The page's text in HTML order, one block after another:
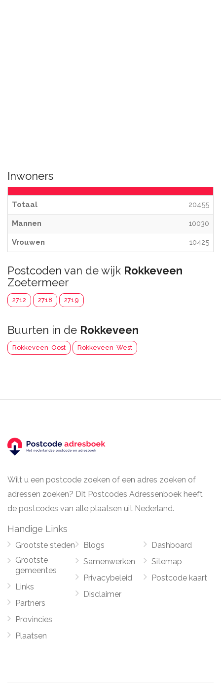
Inwoners
Totaal 20455
Mannen 10030
Vrouwen 10425
Postcoden van de wijk Rokkeveen
Zoetermeer
2712 2718 2719
Buurten in de Rokkeveen
Rokkeveen-Oost Rokkeveen-West
Wilt u een postcode zoeken of een adres zoeken of
adressen zoeken? Dit Postcodes Adressenboek heeft
de postcodes van alle plaatsen uit Nederland.
Handige Links
Grootste steden
Grootste
gemeentes
Links
Partners
Provincies
Plaatsen
Blogs
Samenwerken
Privacybeleid
Disclaimer
Dashboard
Sitemap
Postcode kaart